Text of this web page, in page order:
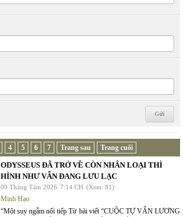
4 5 6 7 Trang sau Trang cuối
ODYSSEUS ĐÃ TRỞ VỀ CÒN NHÂN LOẠI THÌ
HÌNH NHƯ VẪN ĐANG LƯU LẠC
09 Tháng Tám 2026 7:14 CH (Xem: 81)
Minh Hạo
“Một suy ngẫm nối tiếp Từ bài viết “CUỘC TỰ VẤN LƯƠNG